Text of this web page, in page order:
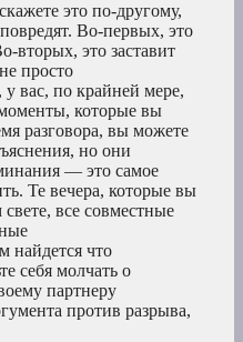
это по-другому,
Во-первых, это
вторых, это заставит
просто
вас, по крайней мере,
которые вы
разговора, вы можете
но они
— это самое
Те вечера, которые вы
все совместные
найдется что
себя молчать о
партнеру
против разрыва,